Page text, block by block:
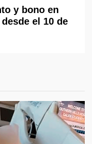
y bono en
el 10 de